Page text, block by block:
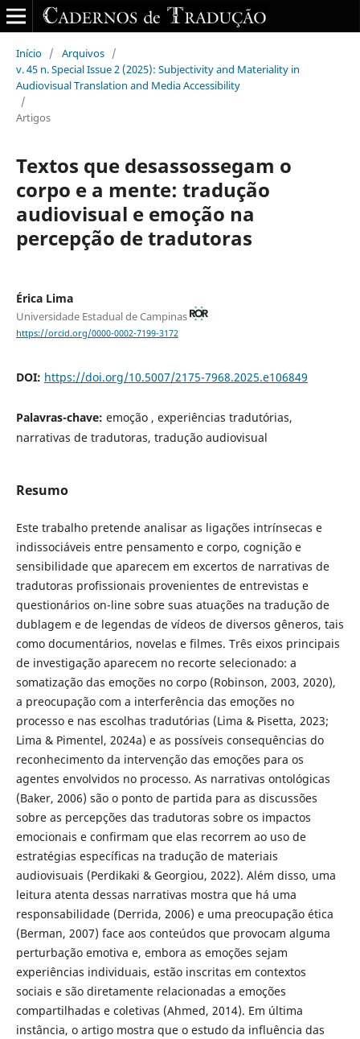
Início / Arquivos /
v. 45 n. Special Issue 2 (2025): Subjectivity and Materiality in
Audiovisual Translation and Media Accessibility
/
Artigos
Textos que desassossegam o
corpo e a mente: tradução
audiovisual e emoção na
percepção de tradutoras
Érica Lima
Universidade Estadual de Campinas
https://orcid.org/0000-0002-7199-3172
DOI: https://doi.org/10.5007/2175-7968.2025.e106849
Palavras-chave: emoção , experiências tradutórias,
narrativas de tradutoras, tradução audiovisual
Resumo
Este trabalho pretende analisar as ligações intrínsecas e
indissociáveis entre pensamento e corpo, cognição e
sensibilidade que aparecem em excertos de narrativas de
tradutoras profissionais provenientes de entrevistas e
questionários on-line sobre suas atuações na tradução de
dublagem e de legendas de vídeos de diversos gêneros, tais
como documentários, novelas e filmes. Três eixos principais
de investigação aparecem no recorte selecionado: a
somatização das emoções no corpo (Robinson, 2003, 2020),
a preocupação com a interferência das emoções no
processo e nas escolhas tradutórias (Lima & Pisetta, 2023;
Lima & Pimentel, 2024a) e as possíveis consequências do
reconhecimento da intervenção das emoções para os
agentes envolvidos no processo. As narrativas ontológicas
(Baker, 2006) são o ponto de partida para as discussões
sobre as percepções das tradutoras sobre os impactos
emocionais e confirmam que elas recorrem ao uso de
estratégias específicas na tradução de materiais
audiovisuais (Perdikaki & Georgiou, 2022). Além disso, uma
leitura atenta dessas narrativas mostra que há uma
responsabilidade (Derrida, 2006) e uma preocupação ética
(Berman, 2007) face aos conteúdos que provocam alguma
perturbação emotiva e, embora as emoções sejam
experiências individuais, estão inscritas em contextos
sociais e são diretamente relacionadas a emoções
compartilhadas e coletivas (Ahmed, 2014). Em última
instância, o artigo mostra que o estudo da influência das